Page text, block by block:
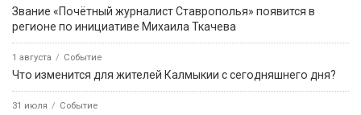
Звание «Почётный журналист Ставрополья» появится в
регионе по инициативе Михаила Ткачева
1 августа Событие
Что изменится для жителей Калмыкии с сегодняшнего дня?
31 июля Событие